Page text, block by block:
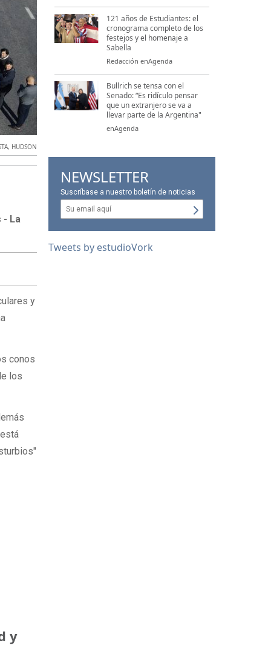
, HUDSON
- La
y
conos
los
y
121 años de Estudiantes: el
cronograma completo de los
festejos y el homenaje a
Sabella
Redacción enAgenda
Bullrich se tensa con el
Senado: “Es ridículo pensar
que un extranjero se va a
llevar parte de la Argentina"
enAgenda
NEWSLETTER
Suscríbase a nuestro boletín de noticias
Tweets by estudioVork